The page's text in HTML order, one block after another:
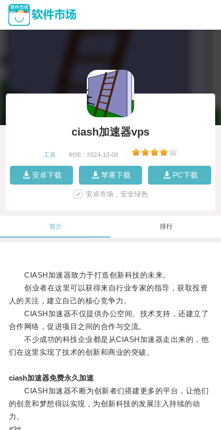
ciash加速器vps
工具 时间：2024-10-08
安卓下载 苹果下载 PC下载
安卓市场，安全绿色
简介 排行
CIASH加速器致力于打造创新科技的未来。
创业者在这里可以获得来自行业专家的指导，获取投资
人的关注，建立自己的核心竞争力。
CIASH加速器不仅提供办公空间、技术支持，还建立了
合作网络，促进项目之间的合作与交流。
不少成功的科技企业都是从CIASH加速器走出来的，他
们在这里实现了技术的创新和商业的突破。
ciash加速器免费永久加速
CIASH加速器不断为创新者们搭建更多的平台，让他们
的创意和梦想得以实现，为创新科技的发展注入持续的动
力。